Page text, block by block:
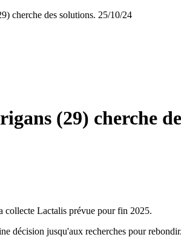
cherche des solutions. 25/10/24
(29) cherche
collecte Lactalis prévue pour fin 2025.
décision jusqu'aux recherches pour rebondir.